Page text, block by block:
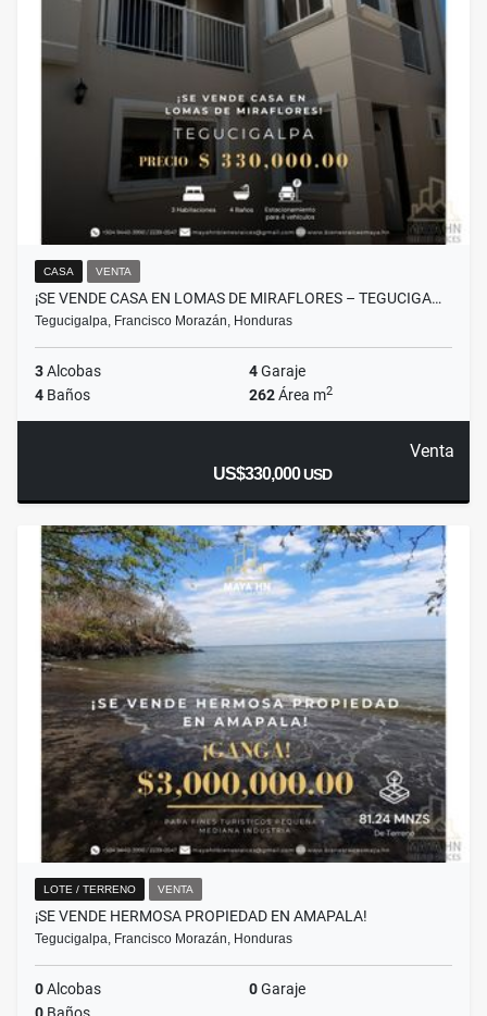
CASA VENTA
¡SE VENDE CASA EN LOMAS DE MIRAFLORES – TEGUCIGA…
Tegucigalpa, Francisco Morazán, Honduras
3Alcobas 4Garaje
4 Baños 262Área m2
Venta
US$330,000USD
LOTE / TERRENO VENTA
¡SE VENDE HERMOSA PROPIEDAD EN AMAPALA!
Tegucigalpa, Francisco Morazán, Honduras
0Alcobas 0Garaje